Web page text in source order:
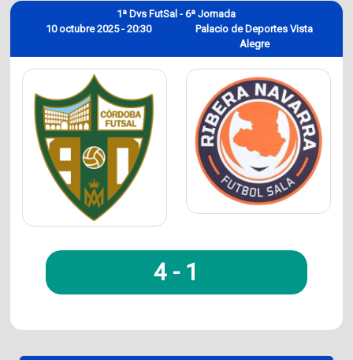
10 octubre 2025 - 20:30
1ª Dvs FutSal - 6ª Jornada
Palacio de Deportes Vista
Alegre
4 - 1